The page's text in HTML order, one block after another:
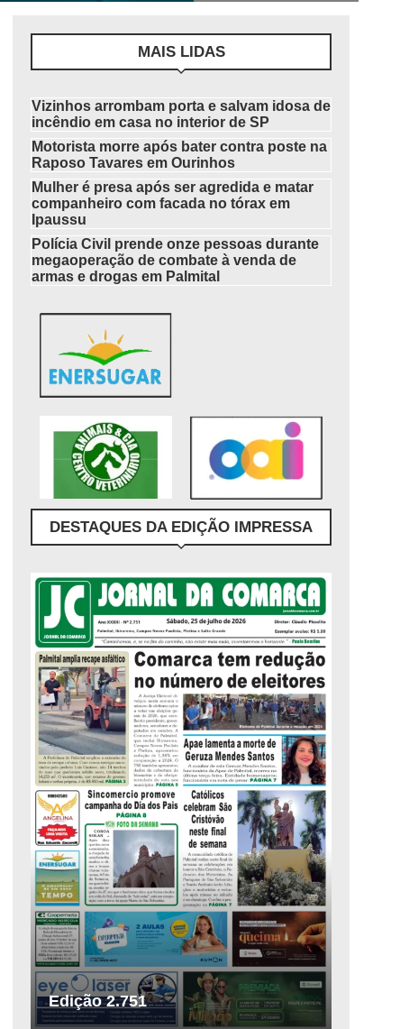
MAIS LIDAS
Vizinhos arrombam porta e salvam idosa de
incêndio em casa no interior de SP
Motorista morre após bater contra poste na
Raposo Tavares em Ourinhos
Mulher é presa após ser agredida e matar
companheiro com facada no tórax em
Ipaussu
Polícia Civil prende onze pessoas durante
megaoperação de combate à venda de
armas e drogas em Palmital
DESTAQUES DA EDIÇÃO IMPRESSA
Edição 2.751